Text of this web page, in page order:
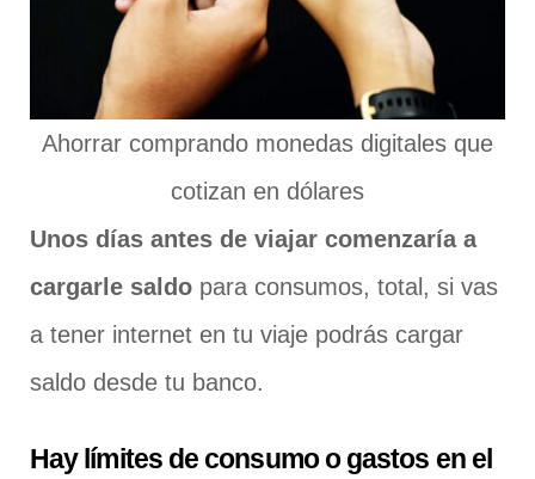
Ahorrar comprando monedas digitales que
cotizan en dólares
Unos días antes de viajar comenzaría a
cargarle saldo para consumos, total, si vas
a tener internet en tu viaje podrás cargar
saldo desde tu banco.
Hay límites de consumo o gastos en el